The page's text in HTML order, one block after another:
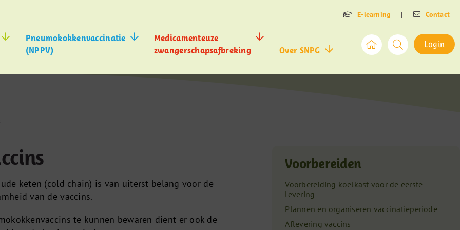
E-learning | Contact
Pneumokokkenvaccinatie
(NPPV)
Medicamenteuze
zwangerschapsafbreking
Over SNPG
Login
keten (cold chain) is van uiterst belang voor de
van de vaccins.
te kunnen bewaren dient er ook de
Voorbereiden
Voorbereiding koelkast voor de eerste
levering
Plannen en organiseren vaccinatieperiode
Aflevering vaccins